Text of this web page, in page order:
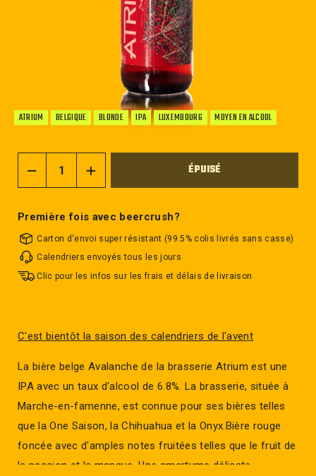
ATRIUM BELGIQUE BLONDE IPA LUXEMBOURG MOYEN EN ALCOOL
ÉPUISÉ
Première fois avec beercrush?
Carton d'envoi super résistant (99.5% colis livrés sans casse)
Calendriers envoyés tous les jours
Clic pour les infos sur les frais et délais de livraison
C'est bientôt la saison des calendriers de l'avent
La bière belge Avalanche de la brasserie Atrium est une
IPA avec un taux d'alcool de 6.8%. La brasserie, située à
Marche-en-famenne, est connue pour ses bières telles
que la One Saison, la Chihuahua et la Onyx.Bière rouge
foncée avec d'amples notes fruitées telles que le fruit de
la passion et la mangue. Une amertume délicate